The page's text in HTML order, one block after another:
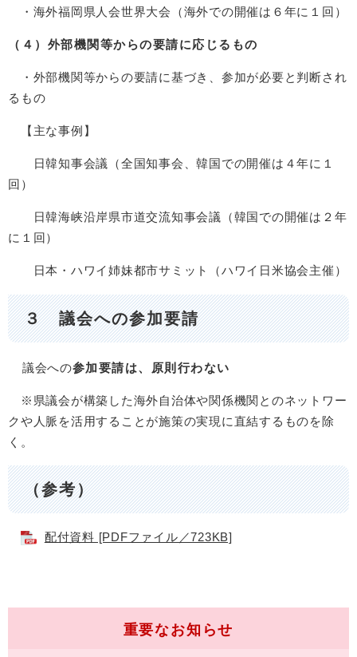
・海外福岡県人会世界大会（海外での開催は６年に１回）
（４）外部機関等からの要請に応じるもの
・外部機関等からの要請に基づき、参加が必要と判断され
るもの
【主な事例】
日韓知事会議（全国知事会、韓国での開催は４年に１
回）
日韓海峡沿岸県市道交流知事会議（韓国での開催は２年
に１回）
日本・ハワイ姉妹都市サミット（ハワイ日米協会主催）
３ 議会への参加要請
議会への参加要請は、原則行わない​
※県議会が構築した海外自治体や関係機関とのネットワー
クや人脈を活用することが施策の実現に直結するものを除
く。
（参考）
配付資料 [PDFファイル／723KB]
重要なお知らせ